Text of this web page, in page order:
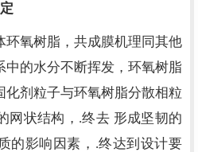
环氧树脂，共成膜机理同其他
中的水分不断挥发，环氧树脂
化剂粒子与环氧树脂分散相粒
网状结构，.终去 形成坚韧的
的影响因素，.终达到设计要